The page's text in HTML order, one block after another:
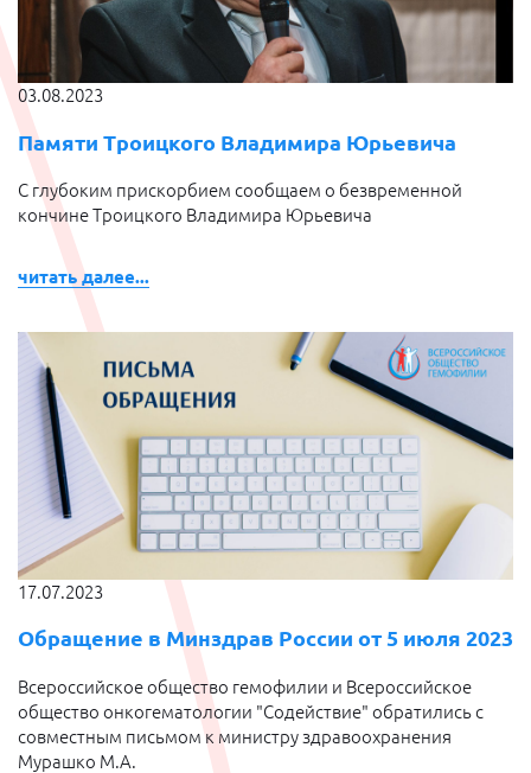
03.08.2023
Памяти Троицкого Владимира Юрьевича
С глубоким прискорбием сообщаем о безвременной
кончине Троицкого Владимира Юрьевича
читать далее...
17.07.2023
Обращение в Минздрав России от 5 июля 2023
Всероссийское общество гемофилии и Всероссийское
общество онкогематологии "Содействие" обратились с
совместным письмом к министру здравоохранения
Мурашко М.А.